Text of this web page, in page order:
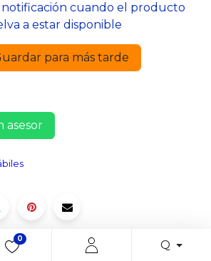
0 Q
notificación cuando el producto
a estar disponible
para más tarde
asesor